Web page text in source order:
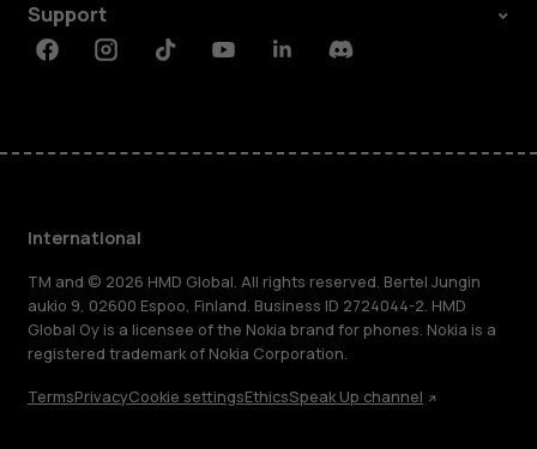
Support
FacebookInstagramTiktokYoutubeLinkedinDiscord
International
TM and © 2026 HMD Global. All rights reserved. Bertel Jungin
aukio 9, 02600 Espoo, Finland. Business ID 2724044-2. HMD
Global Oy is a licensee of the Nokia brand for phones. Nokia is a
registered trademark of Nokia Corporation.
TermsPrivacyCookie settingsEthicsSpeak Up channel